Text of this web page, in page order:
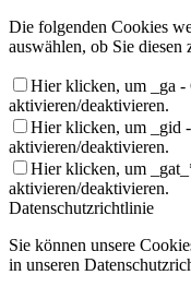
Die folgenden Cookies
auswählen, ob Sie diesen
Hier klicken, um _ga
aktivieren/deaktivieren.
Hier klicken, um _gid
aktivieren/deaktivieren.
Hier klicken, um
aktivieren/deaktivieren.
Datenschutzrichtlinie
Sie können unsere
in unseren